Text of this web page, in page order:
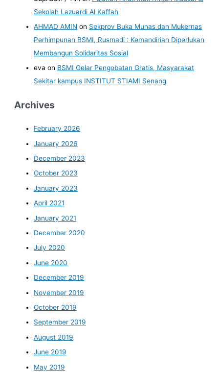
Sekolah Lazuardi Al Kaffah
AHMAD AMIN on Sekprov Buka Munas dan Mukernas
Perhimpunan BSMI, Rusmadi : Kemandirian Diperlukan
Membangun Solidaritas Sosial
eva on BSMI Gelar Pengobatan Gratis, Masyarakat
Sekitar kampus INSTITUT STIAMI Senang
Archives
February 2026
January 2026
December 2023
October 2023
January 2023
April 2021
January 2021
December 2020
July 2020
June 2020
December 2019
November 2019
October 2019
September 2019
August 2019
June 2019
May 2019